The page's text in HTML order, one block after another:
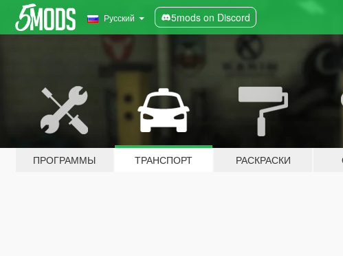
Русский 5mods on Discord
ПРОГРАММЫ ТРАНСПОРТ РАСКРАСКИ